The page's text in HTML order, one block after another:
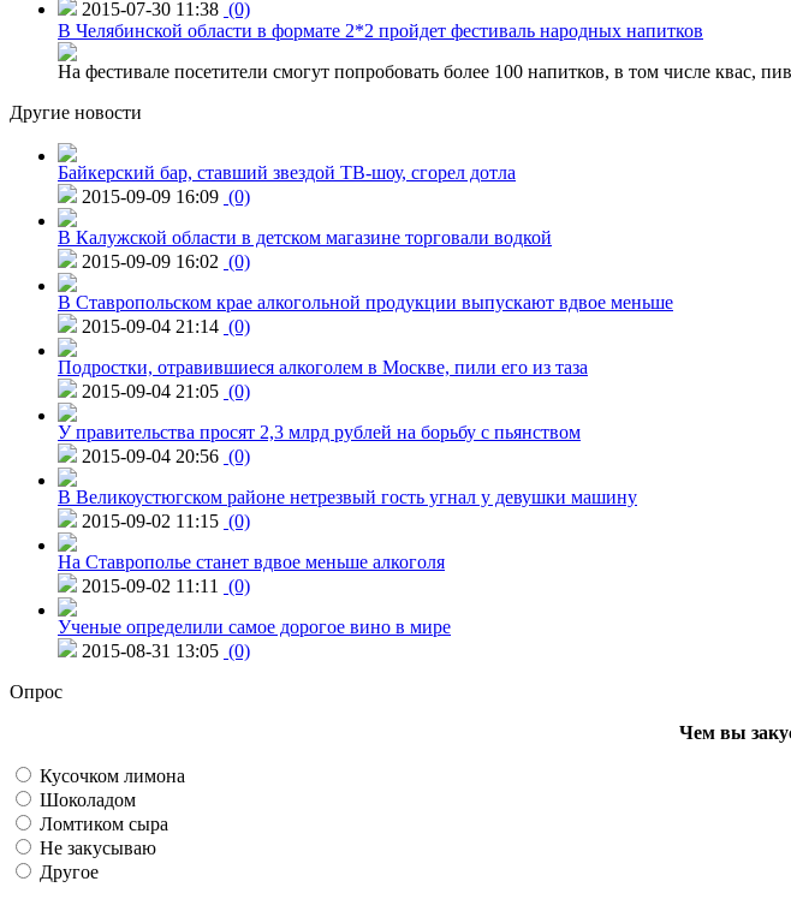
2015-07-30 11:38 (0)
В Челябинской области в формате 2*2 пройдет фестиваль народных напитков
На фестивале посетители смогут попробовать более 100 напитков, в том числе квас,
Другие новости
Байкерский бар, ставший звездой ТВ-шоу, сгорел дотла
2015-09-09 16:09 (0)
В Калужской области в детском магазине торговали водкой
2015-09-09 16:02 (0)
В Ставропольском крае алкогольной продукции выпускают вдвое меньше
2015-09-04 21:14 (0)
Подростки, отравившиеся алкоголем в Москве, пили его из таза
2015-09-04 21:05 (0)
У правительства просят 2,3 млрд рублей на борьбу с пьянством
2015-09-04 20:56 (0)
В Великоустюгском районе нетрезвый гость угнал у девушки машину
2015-09-02 11:15 (0)
На Ставрополье станет вдвое меньше алкоголя
2015-09-02 11:11
(0)
Ученые определили самое дорогое вино в мире
2015-08-31 13:05 (0)
Опрос
Чем вы
Кусочком лимона
Шоколадом
Ломтиком сыра
Не закусываю
Другое